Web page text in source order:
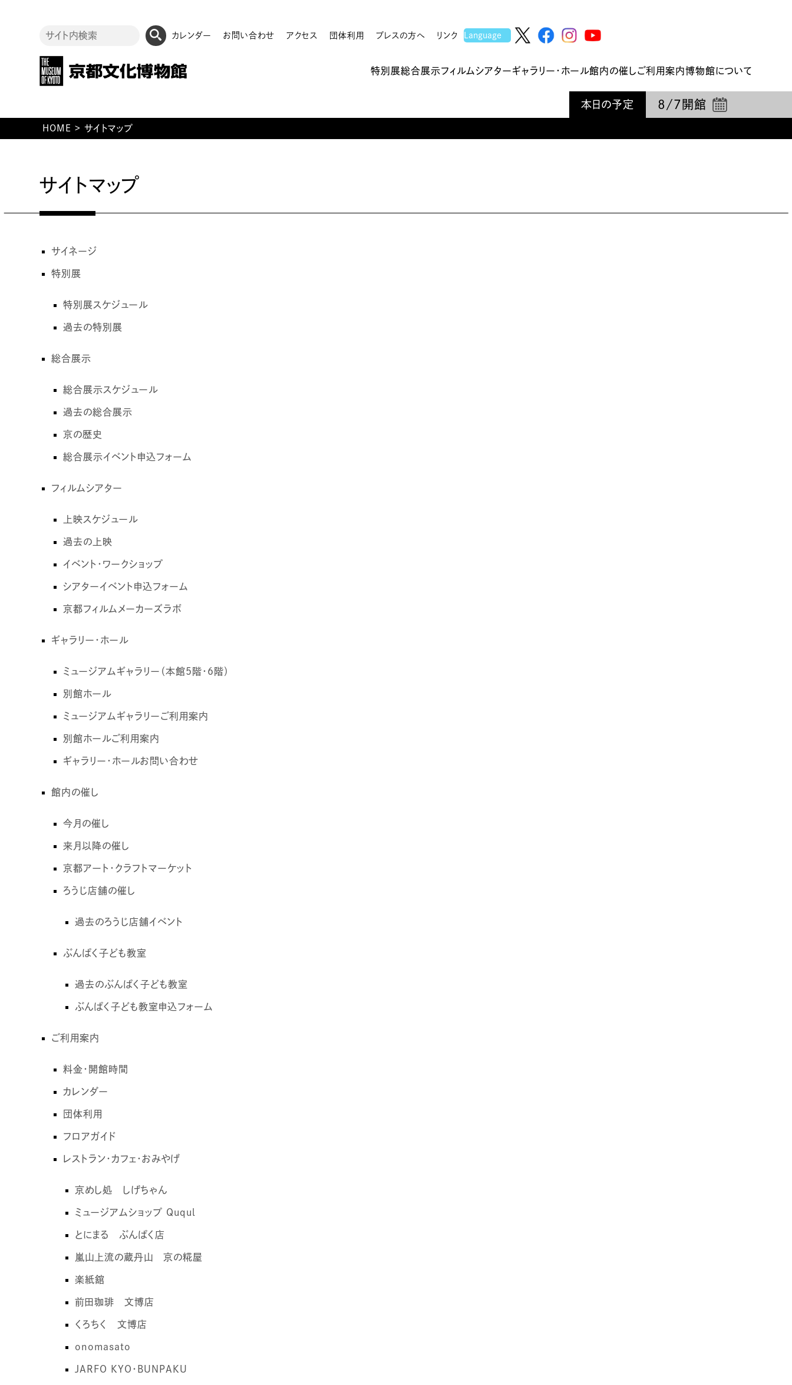
カレンダー お問い合わせ アクセス 団体利用 プレスの方へ リンク
特別展総合展示フィルムシアターギャラリー・ホール館内の催しご利用案内博物館について
本日の予定 8/7 開館
HOME > サイトマップ
サイトマップ
サイネージ
特別展
特別展スケジュール
過去の特別展
総合展示
総合展示スケジュール
過去の総合展示
京の歴史
総合展示イベント申込フォーム
フィルムシアター
上映スケジュール
過去の上映
イベント・ワークショップ
シアターイベント申込フォーム
京都フィルムメーカーズラボ
ギャラリー・ホール
ミュージアムギャラリー（本館5階・6階）
別館ホール
ミュージアムギャラリーご利用案内
別館ホールご利用案内
ギャラリー・ホールお問い合わせ
館内の催し
今月の催し
来月以降の催し
京都アート・クラフトマーケット
ろうじ店舗の催し
過去のろうじ店舗イベント
ぶんぱく子ども教室
過去のぶんぱく子ども教室
ぶんぱく子ども教室申込フォーム
ご利用案内
料金・開館時間
カレンダー
団体利用
フロアガイド
レストラン・カフェ・おみやげ
京めし処 しげちゃん
ミュージアムショップ Ququl
とにまる ぶんぱく店
嵐山上流の蔵丹山 京の糀屋
楽紙舘
前田珈琲 文博店
くろちく 文博店
onomasato
JARFO KYO・BUNPAKU